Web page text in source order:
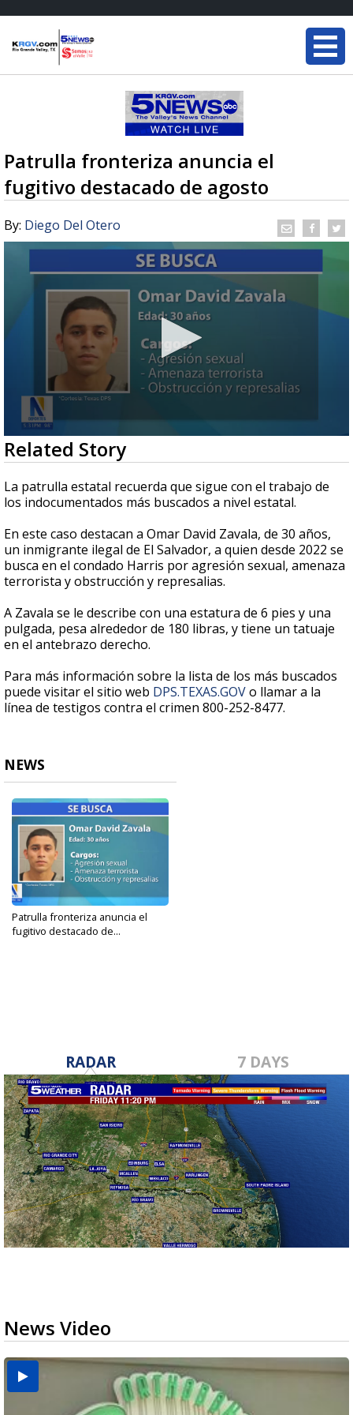
Patrulla fronteriza anuncia el
fugitivo destacado de agosto
By: Diego Del Otero
0
seconds
of
43
seconds
Related Story
La patrulla estatal recuerda que sigue con el trabajo de
los indocumentados más buscados a nivel estatal.
En este caso destacan a Omar David Zavala, de 30 años,
un inmigrante ilegal de El Salvador, a quien desde 2022 se
busca en el condado Harris por agresión sexual, amenaza
terrorista y obstrucción y represalias.
A Zavala se le describe con una estatura de 6 pies y una
pulgada, pesa alrededor de 180 libras, y tiene un tatuaje
en el antebrazo derecho.
Para más información sobre la lista de los más buscados
puede visitar el sitio web DPS.TEXAS.GOVo llamar a la
línea de testigos contra el crimen 800-252-8477.
NEWS
Patrulla fronteriza anuncia el
fugitivo destacado de...
RADAR 7 DAYS
News Video